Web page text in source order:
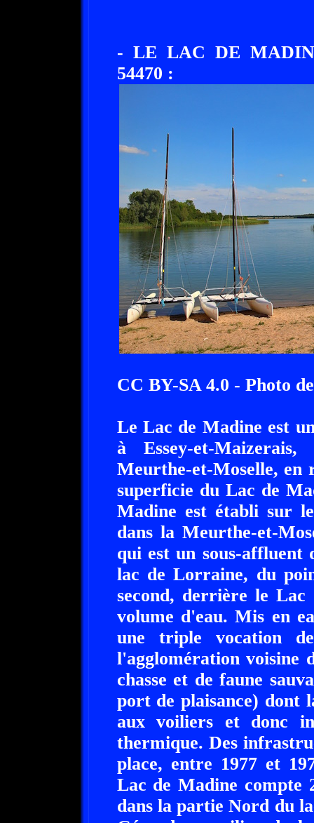
- LE LAC DE
54470 :
CC BY-SA 4.0 - Photo
Le Lac de Madine est
à Essey-et-
Meurthe-et-Moselle, en
superficie du Lac de
Madine est établi sur
dans la Meurthe-et-
qui est un sous-
lac de Lorraine, du
second, derrière le Lac
volume d'eau. Mis en
une triple vocation
l'agglomération voisine
chasse et de faune
port de plaisance) dont
aux voiliers et donc
thermique. Des
place, entre 1977 et
Lac de Madine
dans la partie Nord du